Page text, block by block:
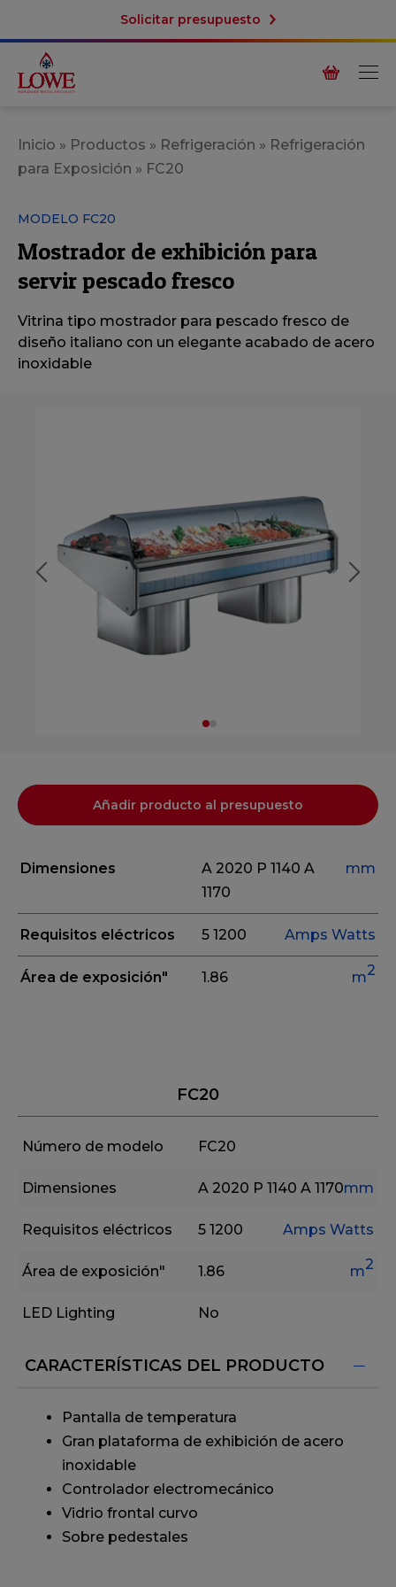
Solicitar presupuesto
Inicio » Productos » Refrigeración » Refrigeración
para Exposición » FC20
MODELO FC20
Mostrador de exhibición para
servir pescado fresco
Vitrina tipo mostrador para pescado fresco de
diseño italiano con un elegante acabado de acero
inoxidable
Añadir producto al presupuesto
Dimensiones A 2020 P 1140 A
1170
mm
Requisitos eléctricos 5 1200 Amps Watts
Área de exposición" 1.86 m2
FC20
Número de modelo FC20
Dimensiones A 2020 P 1140 A 1170mm
Requisitos eléctricos 5 1200 Amps Watts
Área de exposición" 1.86 m2
LED Lighting No
CARACTERÍSTICAS DEL PRODUCTO
Pantalla de temperatura
Gran plataforma de exhibición de acero
inoxidable
Controlador electromecánico
Vidrio frontal curvo
Sobre pedestales